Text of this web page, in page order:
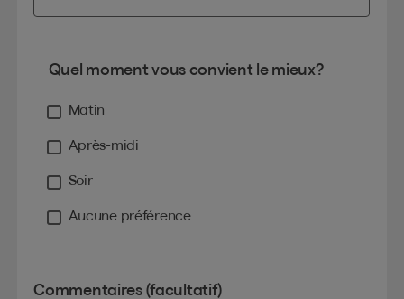
Quel moment vous convient le mieux?
Matin
Après-midi
Soir
Aucune préférence
Commentaires (facultatif)